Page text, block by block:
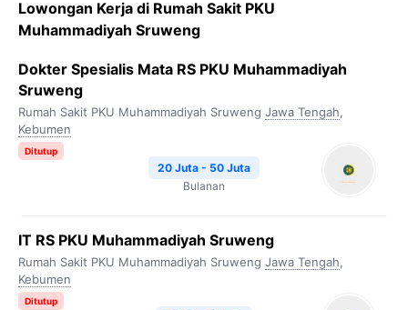
Lowongan Kerja di Rumah Sakit PKU
Muhammadiyah Sruweng
Dokter Spesialis Mata RS PKU Muhammadiyah
Sruweng
Rumah Sakit PKU Muhammadiyah Sruweng Jawa Tengah,
Kebumen
Ditutup
20 Juta - 50 Juta
Bulanan
IT RS PKU Muhammadiyah Sruweng
Rumah Sakit PKU Muhammadiyah Sruweng Jawa Tengah,
Kebumen
Ditutup